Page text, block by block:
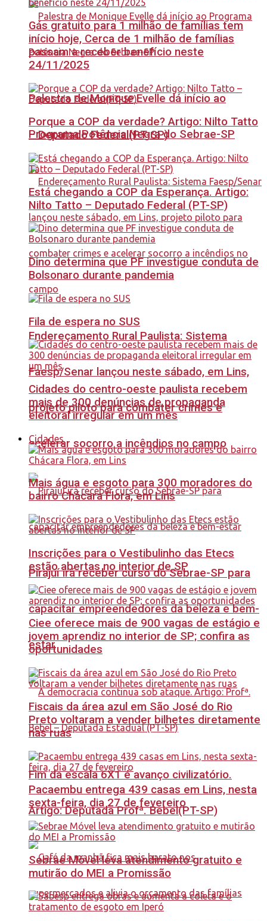
Palestra de Monique Evelle dá início ao
Programa Potência Negra do Sebrae-SP
Endereçamento Rural Paulista: Sistema
Faesp/Senar lançou neste sábado, em Lins,
projeto piloto para combater crimes e
acelerar socorro a incêndios no campo
Pirajuí irá receber curso do Sebrae-SP para
capacitar empreendedores da beleza e bem-
estar
Fim da escala 6X1 é avanço civilizatório.
Artigo: Deputada Profª. Bebel(PT-SP)
Gás gratuito para 1 milhão de famílias tem
início hoje, Cerca de 1 milhão de famílias
passam a receber benefício neste
24/11/2025
Porque a COP da verdade? Artigo: Nilto Tatto
– Deputado Federal(PT-SP)
Está chegando a COP da Esperança. Artigo:
Nilto Tatto – Deputado Federal (PT-SP)
Dino determina que PF investigue conduta de
Bolsonaro durante pandemia
Fila de espera no SUS
Cidades do centro-oeste paulista recebem
mais de 300 denúncias de propaganda
eleitoral irregular em um mês
Cidades
Mais água e esgoto para 300 moradores do
bairro Chácara Flora, em Lins
Inscrições para o Vestibulinho das Etecs
estão abertas no interior de SP
Ciee oferece mais de 900 vagas de estágio e
jovem aprendiz no interior de SP; confira as
oportunidades
Fiscais da área azul em São José do Rio
Preto voltaram a vender bilhetes diretamente
nas ruas
Pacaembu entrega 439 casas em Lins, nesta
sexta-feira, dia 27 de fevereiro
Sebrae Móvel leva atendimento gratuito e
mutirão do MEI a Promissão